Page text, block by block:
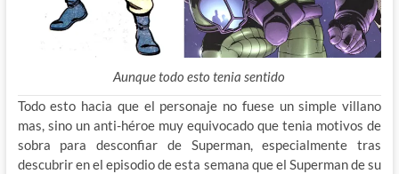
Aunque todo esto tenia sentido
Todo esto hacia que el personaje no fuese un simple villano
mas, sino un anti-héroe muy equivocado que tenia motivos de
sobra para desconfiar de Superman, especialmente tras
descubrir en el episodio de esta semana que el Superman de su